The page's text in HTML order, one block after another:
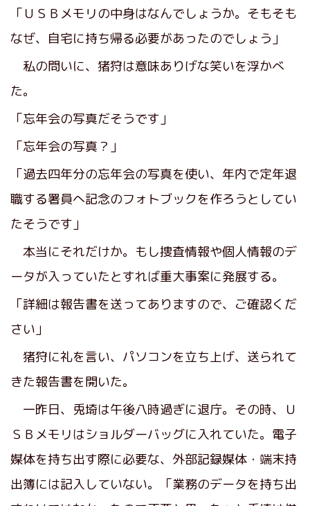
「ＵＳＢメモリの中身はなんでしょうか。そもそも
なぜ、自宅に持ち帰る必要があったのでしょう」
私の問いに、猪狩は意味ありげな笑いを浮かべ
た。
「忘年会の写真だそうです」
「忘年会の写真？」
「過去四年分の忘年会の写真を使い、年内で定年退
職する署員へ記念のフォトブックを作ろうとしてい
たそうです」
本当にそれだけか。もし捜査情報や個人情報のデ
ータが入っていたとすれば重大事案に発展する。
「詳細は報告書を送ってありますので、ご確認くだ
さい」
猪狩に礼を言い、パソコンを立ち上げ、送られて
きた報告書を開いた。
一昨日、兎埼は午後八時過ぎに退庁。その時、Ｕ
ＳＢメモリはショルダーバッグに入れていた。電子
媒体を持ち出す際に必要な、外部記録媒体・端末持
出簿には記入していない。「業務のデータを持ち出